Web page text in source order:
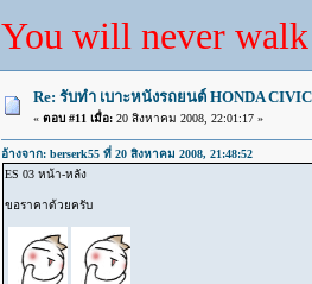
You will never
Re: รับทำ เบาะหนังรถยนต์ HONDA
« ตอบ #11 เมื่อ:20 สิงหาคม 2008, 22:01:17 »
อ้างจาก: berserk55 ที่ 20 สิงหาคม 2008, 21:48:52
ES 03 หน้า-หลัง
ขอราคาด้วยครับ